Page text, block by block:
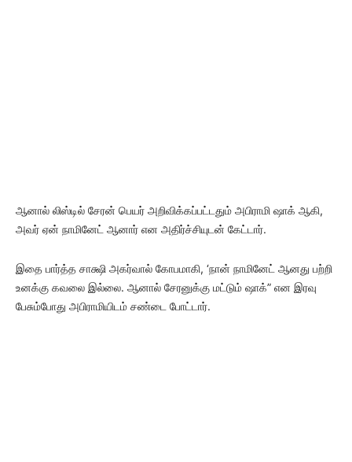
ஆனால் லிஸ்டில் சேரன் பெயர் அறிவிக்கப்பட்டதும் அபிராமி ஷாக் ஆகி,
அவர் ஏன் நாமினேட் ஆனார் என அதிர்ச்சியுடன் கேட்டார்.
இதை பார்த்த சாக்ஷி அகர்வால் கோபமாகி, ‘நான் நாமினேட் ஆனது பற்றி
உனக்கு கவலை இல்லை. ஆனால் சேரனுக்கு மட்டும் ஷாக்” என இரவு
பேசும்போது அபிராமியிடம் சண்டை போட்டார்.